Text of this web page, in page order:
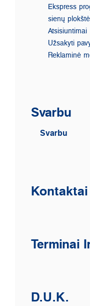
Ekspress
sienų
Atsisiuntimai
Užsakyti
Reklaminė
Svarbu
Svarbu
Kontaktai
Terminai
D.U.K.